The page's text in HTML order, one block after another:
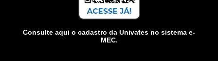
Consulte aqui o cadastro da Univates no sistema e-
MEC.